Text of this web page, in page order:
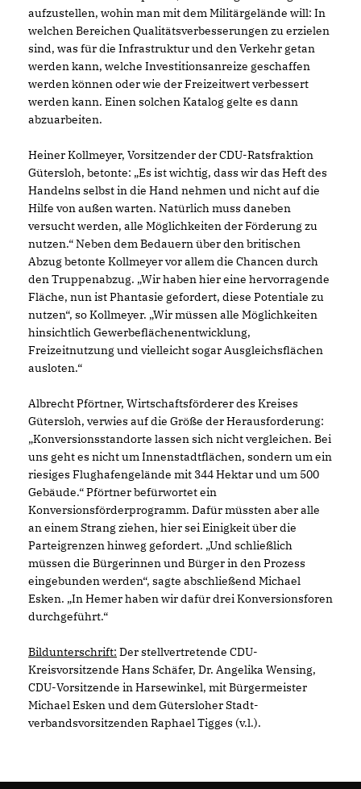
aufzustellen, wohin man mit dem Militärgelände will: In
wel­chen Bereichen Qualitätsverbesserungen zu erzielen
sind, was für die Infrastruktur und den Verkehr getan
werden kann, welche Investitionsanreize geschaffen
werden können oder wie der Freizeitwert verbessert
werden kann. Einen solchen Katalog gelte es dann
abzuarbeiten.
Heiner Kollmeyer, Vorsitzender der CDU-Ratsfraktion
Gütersloh, betonte: „Es ist wichtig, dass wir das Heft des
Handelns selbst in die Hand nehmen und nicht auf die
Hilfe von außen warten. Natürlich muss daneben
versucht werden, alle Möglichkeiten der För­derung zu
nutzen.“ Neben dem Bedauern über den britischen
Abzug betonte Kollmeyer vor allem die Chancen durch
den Truppenabzug. „Wir haben hier eine hervorragende
Fläche, nun ist Phantasie gefordert, diese Potentiale zu
nutzen“, so Kollmeyer. „Wir müs­sen alle Möglichkeiten
hinsichtlich Gewerbeflächenentwicklung,
Freizeitnutzung und vielleicht sogar Ausgleichsflächen
ausloten.“
Albrecht Pförtner, Wirtschaftsförderer des Kreises
Gütersloh, verwies auf die Größe der Herausforderung:
Konversionsstandorte lassen sich nicht vergleichen. Bei
uns geht es nicht um Innenstadtflächen, sondern um ein
riesiges Flughafengelände mit 344 Hektar und um 500
Gebäude.“ Pförtner befürwortet ein
Konversionsförderprogramm. Dafür müssten aber alle
an einem Strang ziehen, hier sei Einigkeit über die
Parteigren­zen hinweg gefordert. „Und schließlich
müssen die Bürgerinnen und Bürger in den Prozess
eingebunden werden“, sagte abschließend Michael
Esken. „In Hemer haben wir dafür drei Konversionsforen
durchge­führt.“
Bildunterschrift: Der stellvertretende CDU-
Kreisvorsitzende Hans Schäfer, Dr. Angelika Wensing,
CDU-Vorsitzende in Harsewinkel, mit Bürgermeister
Michael Esken und dem Gütersloher Stadt­
verbandsvorsitzenden Raphael Tigges (v.l.).